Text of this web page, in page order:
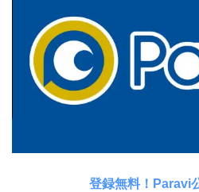
登録無料！Paravi